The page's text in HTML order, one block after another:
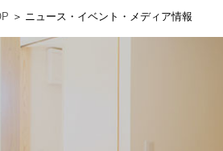
＞ ニュース・イベント・メディア情報